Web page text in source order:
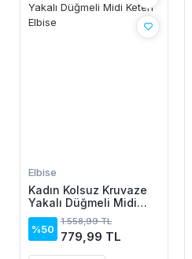
Elbise
Kadın Kolsuz Kruvaze
Yakalı Düğmeli Midi
Keten Elbise
%50
1.558,99 TL
779,99 TL